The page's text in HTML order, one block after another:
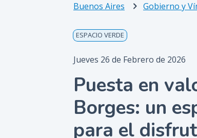
Buenos Aires Gobierno y
ESPACIO VERDE
Jueves 26 de Febrero de 2026
Puesta en
Borges: un
para el